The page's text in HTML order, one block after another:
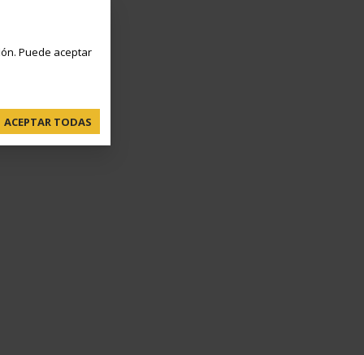
Puede aceptar
ACEPTAR TODAS